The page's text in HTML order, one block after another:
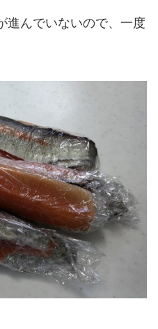
進んでいないので、一度